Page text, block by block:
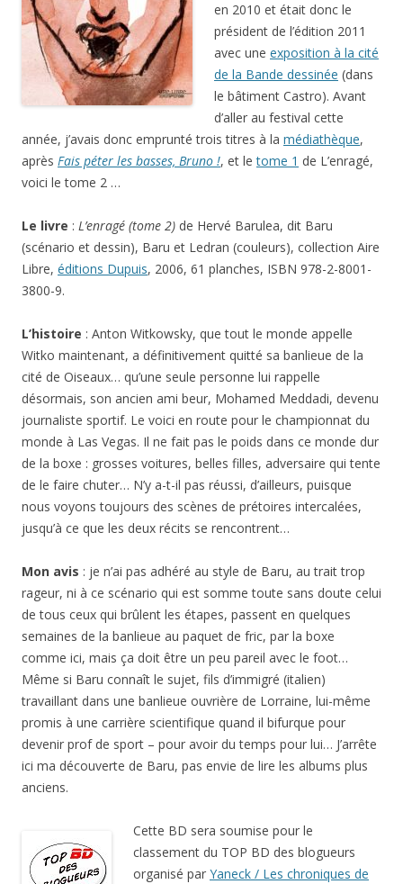
en 2010 et était donc le
président de l’édition 2011
avec une exposition à la cité
de la Bande dessinée (dans
le bâtiment Castro). Avant
d’aller au festival cette
année, j’avais donc emprunté trois titres à la médiathèque,
après Fais péter les basses, Bruno !, et letome 1 de L’enragé,
voici le tome 2 …
Le livre : L’enragé (tome 2) de Hervé Barulea, dit Baru
(scénario et dessin), Baru et Ledran (couleurs), collection Aire
Libre, éditions Dupuis, 2006, 61 planches, ISBN 978-2-8001-
3800-9.
L’histoire : Anton Witkowsky, que tout le monde appelle
Witko maintenant, a définitivement quitté sa banlieue de la
cité de Oiseaux… qu’une seule personne lui rappelle
désormais, son ancien ami beur, Mohamed Meddadi, devenu
journaliste sportif. Le voici en route pour le championnat du
monde à Las Vegas. Il ne fait pas le poids dans ce monde dur
de la boxe : grosses voitures, belles filles, adversaire qui tente
de le faire chuter… N’y a-t-il pas réussi, d’ailleurs, puisque
nous voyons toujours des scènes de prétoires intercalées,
jusqu’à ce que les deux récits se rencontrent…
Mon avis : je n’ai pas adhéré au style de Baru, au trait trop
rageur, ni à ce scénario qui est somme toute sans doute celui
de tous ceux qui brûlent les étapes, passent en quelques
semaines de la banlieue au paquet de fric, par la boxe
comme ici, mais ça doit être un peu pareil avec le foot…
Même si Baru connaît le sujet, fils d’immigré (italien)
travaillant dans une banlieue ouvrière de Lorraine, lui-même
promis à une carrière scientifique quand il bifurque pour
devenir prof de sport – pour avoir du temps pour lui… J’arrête
ici ma découverte de Baru, pas envie de lire les albums plus
anciens.
Cette BD sera soumise pour le
classement du TOP BD des blogueurs
organisé par Yaneck / Les chroniques de